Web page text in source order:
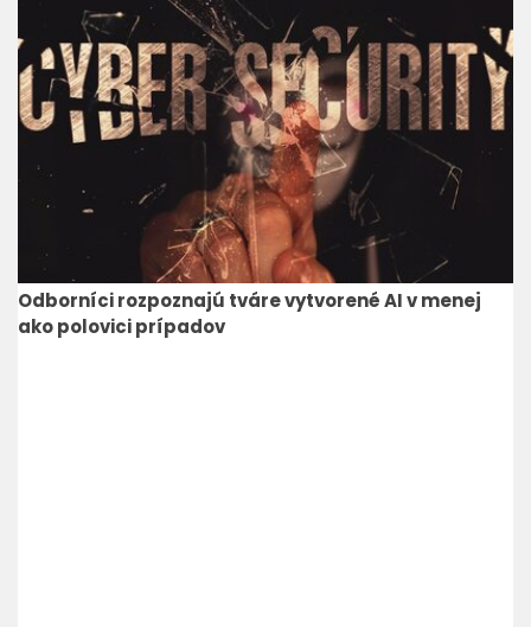
Odborníci rozpoznajú tváre vytvorené AI v menej
ako polovici prípadov